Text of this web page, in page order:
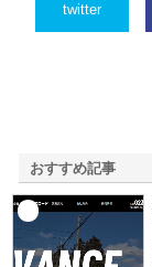
twitter
おすすめ記事